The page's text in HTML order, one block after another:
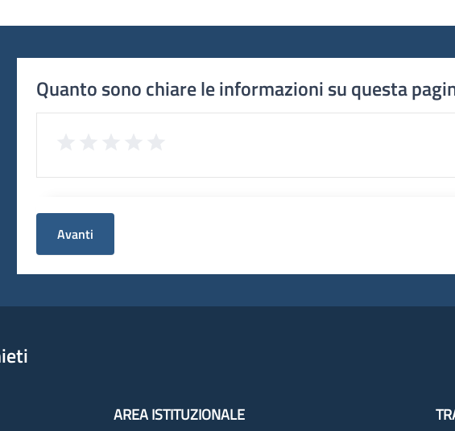
Quanto sono chiare le informazioni su questa
Avanti
AREA ISTITUZIONALE